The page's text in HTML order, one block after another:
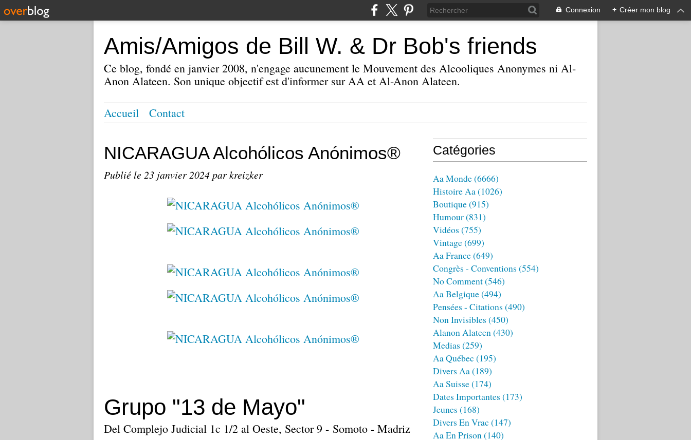
Connexion + Créer mon blog
Amis/Amigos de Bill W. & Dr Bob's friends
Ce blog, fondé en janvier 2008, n'engage aucunement le Mouvement des Alcooliques Anonymes ni Al-
Anon Alateen. Son unique objectif est d'informer sur AA et Al-Anon Alateen.
Accueil Contact
NICARAGUA Alcohólicos Anónimos®
Publié le 23 janvier 2024par kreizker
Grupo "13 de Mayo"
Del Complejo Judicial 1c 1/2 al Oeste, Sector 9 - Somoto - Madriz
Catégories
Aa Monde(6666)
Histoire Aa(1026)
Boutique(915)
Humour(831)
Vidéos (755)
Vintage(699)
Aa France(649)
Congrès - Conventions (554)
No Comment(546)
Aa Belgique(494)
Pensées - Citations (490)
Non Invisibles (450)
Alanon Alateen(430)
Medias (259)
Aa Québec (195)
Divers Aa(189)
Aa Suisse(174)
Dates Importantes (173)
Jeunes (168)
Divers En Vrac (147)
Aa En Prison(140)